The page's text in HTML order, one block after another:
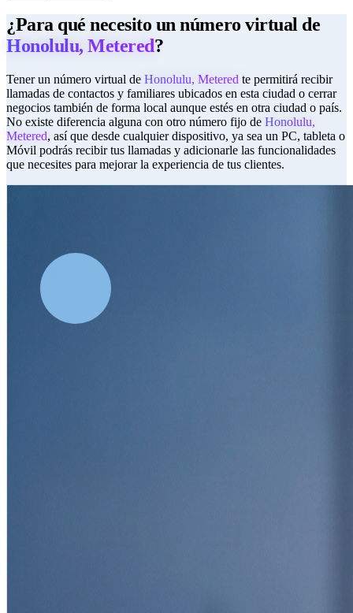
¿Para qué necesito un número virtual de
Honolulu, Metered?
Tener un número virtual de Honolulu, Metered te permitirá recibir
llamadas de contactos y familiares ubicados en esta ciudad o cerrar
negocios también de forma local aunque estés en otra ciudad o país.
No existe diferencia alguna con otro número fijo de Honolulu,
Metered, así que desde cualquier dispositivo, ya sea un PC, tableta o
Móvil podrás recibir tus llamadas y adicionarle las funcionalidades
que necesites para mejorar la experiencia de tus clientes.